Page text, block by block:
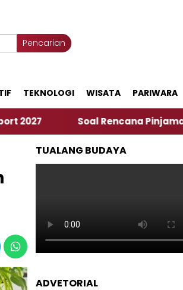
Pencarian
TEKNOLOGI WISATA PARIWARA
‎Soal Rencana Pinjaman Daerah
TUALANG BUDAYA
ADVETORIAL